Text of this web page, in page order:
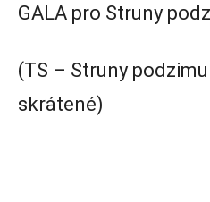
GALA pro Struny
(TS – Struny
skrátené)